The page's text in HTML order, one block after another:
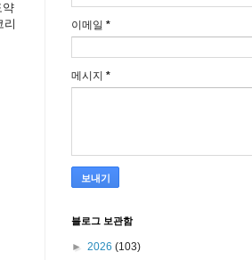
약
리
이메일 *
메시지 *
블로그 보관함
► 2026 (103)